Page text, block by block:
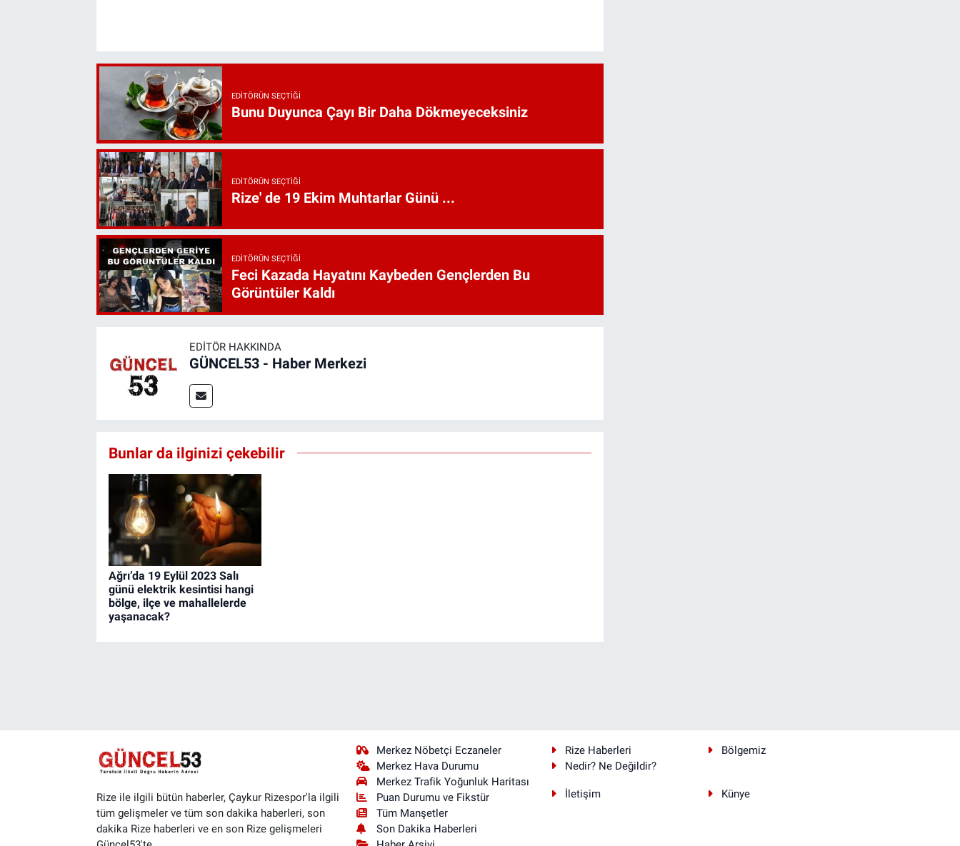
EDITÖRÜN SEÇTIĞI
Bunu Duyunca Çayı Bir Daha Dökmeyeceksiniz
EDITÖRÜN SEÇTIĞI
Rize' de 19 Ekim Muhtarlar Günü ...
EDITÖRÜN SEÇTIĞI
Feci Kazada Hayatını Kaybeden Gençlerden Bu
Görüntüler Kaldı
EDITÖR HAKKINDA
GÜNCEL53 - Haber Merkezi
Bunlar da ilginizi çekebilir
Ağrı’da 19 Eylül 2023 Salı
günü elektrik kesintisi hangi
bölge, ilçe ve mahallelerde
yaşanacak?
Rize ile ilgili bütün haberler, Çaykur Rizespor'la ilgili
tüm gelişmeler ve tüm son dakika haberleri, son
dakika Rize haberleri ve en son Rize gelişmeleri
Merkez Nöbetçi Eczaneler
Merkez Hava Durumu
Merkez Trafik Yoğunluk Haritası
Puan Durumu ve Fikstür
Tüm Manşetler
Son Dakika Haberleri
Rize Haberleri
Bölgemiz
Nedir? Ne Değildir?
İletişim Künye